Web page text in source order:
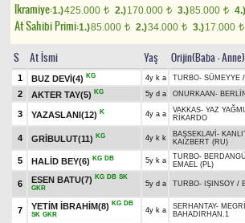
Ikramiye:1.)425.000 t 2.)170.000 t 3.)85.000 t 4.)
At Sahibi Primi:1.)85.000 t 2.)34.000 t 3.)17.000 t
S At İsmi Yaş Orijin(Baba - Anne)
1 BUZ DEVİ(4) KG 4y k a TURBO- SÜMEYYE /
2
AKTER TAY(5) KG 5y d a ONURKAAN - BERLİN
3 YAZASLANI(12) K 4y a a VAKKAS- YAZ
RİKARDO
4 GRİBULUT(11) KG 4y k k BAŞSEKLAVİ -
KAIZBERT (RU)
5 HALİD BEY(6) KG DB 5y k a TURBO-
EMAEL (PL)
6 ESEN BATU(7) KG DB SK
GKR
5y d a TURBO- IŞINSOY /
7 YETİM İBRAHİM(8) KG DB
SK GKR
4y k a SERHANTAY-
BAHADIRHAN.1